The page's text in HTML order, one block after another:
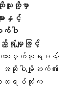
သူတို့မှာ
ားနှင့်
က်ပါ
ရုံမျှဖြင့်
းသေးမှတ်ယူရမယ့်
အဆိုပါမျိုးဆက်၏
ရပ်လုံးက